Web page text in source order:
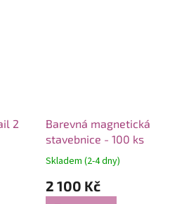
2
Barevná magnetická
stavebnice - 100 ks
Skladem (2-4 dny)
2 100 Kč